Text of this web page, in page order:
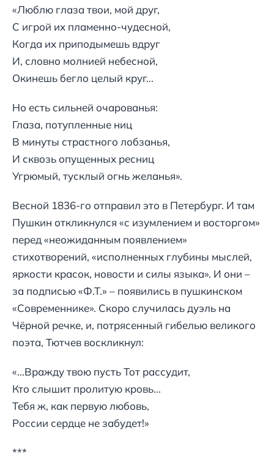
«Люблю глаза твои, мой друг,
С игрой их пламенно-чудесной,
Когда их приподымешь вдруг
И, словно молнией небесной,
Окинешь бегло целый круг...
Но есть сильней очарованья:
Глаза, потупленные ниц
В минуты страстного лобзанья,
И сквозь опущенных ресниц
Угрюмый, тусклый огнь желанья».
Весной 1836-го отправил это в Петербург. И там
Пушкин откликнулся «с изумлением и восторгом»
перед «неожиданным появлением»
стихотворений, «исполненных глубины мыслей,
яркости красок, новости и силы языка». И они –
за подписью «Ф.Т.» – появились в пушкинском
«Современнике». Скоро случилась дуэль на
Чёрной речке, и, потрясенный гибелью великого
поэта, Тютчев воскликнул:
«...Вражду твою пусть Тот рассудит,
Кто слышит пролитую кровь...
Тебя ж, как первую любовь,
России сердце не забудет!»
***